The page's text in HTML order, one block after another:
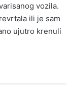
vozila.
ili je sam
ujutro krenuli